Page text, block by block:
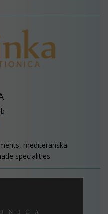
mediteranska
specialities